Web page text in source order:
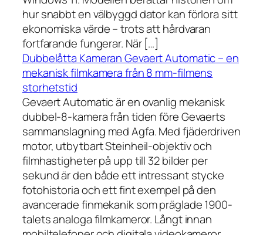
hur snabbt en välbyggd dator kan förlora sitt
ekonomiska värde – trots att hårdvaran
fortfarande fungerar. När […]
Dubbelåtta Kameran Gevaert Automatic – en
mekanisk filmkamera från 8 mm-filmens
storhetstid
Gevaert Automatic är en ovanlig mekanisk
dubbel-8-kamera från tiden före Gevaerts
sammanslagning med Agfa. Med fjäderdriven
motor, utbytbart Steinheil-objektiv och
filmhastigheter på upp till 32 bilder per
sekund är den både ett intressant stycke
fotohistoria och ett fint exempel på den
avancerade finmekanik som präglade 1900-
talets analoga filmkameror. Långt innan